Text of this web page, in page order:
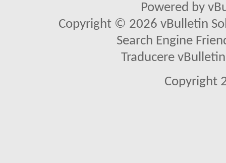
Powered by
Copyright © 2026 vBulletin
Search Engine
Traducere
Copyright